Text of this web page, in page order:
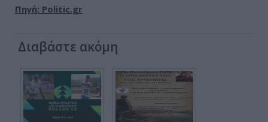
Πηγή: Politic.gr
Διαβάστε ακόμη